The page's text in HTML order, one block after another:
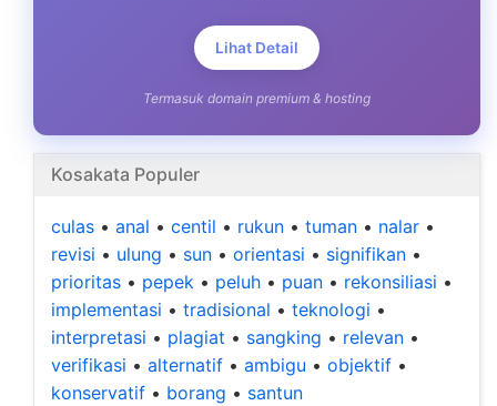
Lihat Detail
Termasuk domain premium & hosting
Kosakata Populer
culas • anal • centil • rukun • tuman • nalar •
revisi • ulung • sun • orientasi • signifikan •
prioritas • pepek • peluh • puan • rekonsiliasi •
implementasi • tradisional • teknologi •
interpretasi • plagiat • sangking • relevan •
verifikasi • alternatif • ambigu • objektif •
konservatif • borang • santun